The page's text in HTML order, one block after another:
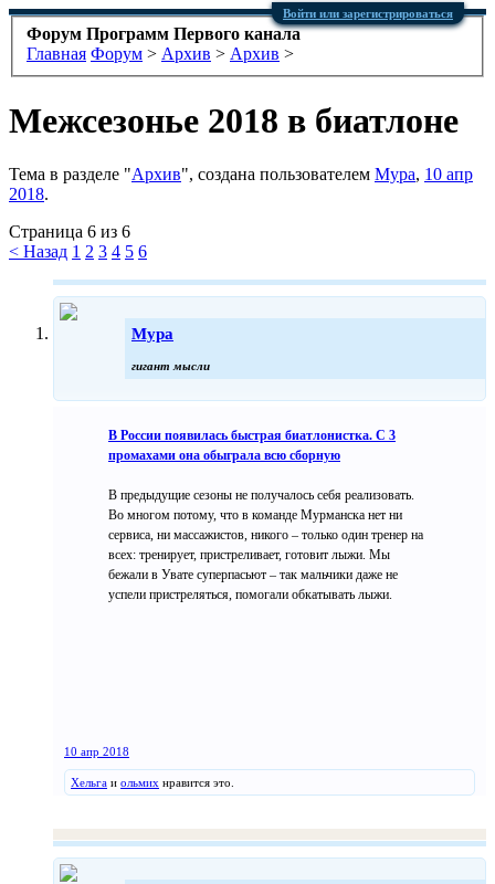
Войти или зарегистрироваться
Форум Программ Первого канала
Главная Форум > Архив > Архив >
Межсезонье 2018 в биатлоне
Тема в разделе "Архив", создана пользователем Мура, 10 апр
2018.
Страница 6 из 6
< Назад 1 2 3 4 5 6
Мура
гигант мысли
В России появилась быстрая биатлонистка. С 3
промахами она обыграла всю сборную
В предыдущие сезоны не получалось себя реализовать.
Во многом потому, что в команде Мурманска нет ни
сервиса, ни массажистов, никого – только один тренер на
всех: тренирует, пристреливает, готовит лыжи. Мы
бежали в Увате суперпасьют – так мальчики даже не
успели пристреляться, помогали обкатывать лыжи.
10 апр 2018
Хельга и ольмих нравится это.